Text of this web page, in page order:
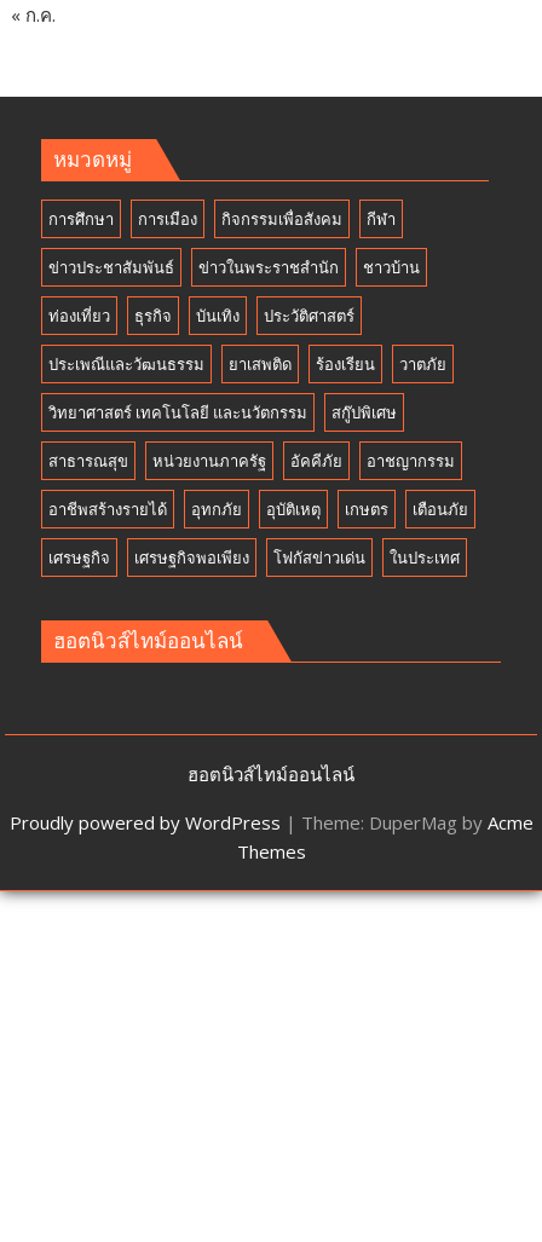
« ก.ค.
หมวดหมู่
การศึกษา การเมือง กิจกรรมเพื่อสังคม กีฬา
ข่าวประชาสัมพันธ์ ข่าวในพระราชสำนัก ชาวบ้าน
ท่องเที่ยว ธุรกิจ บันเทิง ประวัติศาสตร์
ประเพณีและวัฒนธรรม ยาเสพติด ร้องเรียน วาตภัย
วิทยาศาสตร์ เทคโนโลยี และนวัตกรรม สกู๊ปพิเศษ
สาธารณสุข หน่วยงานภาครัฐ อัคคีภัย อาชญากรรม
อาชีพสร้างรายได้ อุทกภัย อุบัติเหตุ เกษตร เตือนภัย
เศรษฐกิจ เศรษฐกิจพอเพียง โฟกัสข่าวเด่น ในประเทศ
ฮอตนิวส์ไทม์ออนไลน์
ฮอตนิวส์ไทม์ออนไลน์
Proudly powered by WordPress | Theme: DuperMag by Acme
Themes